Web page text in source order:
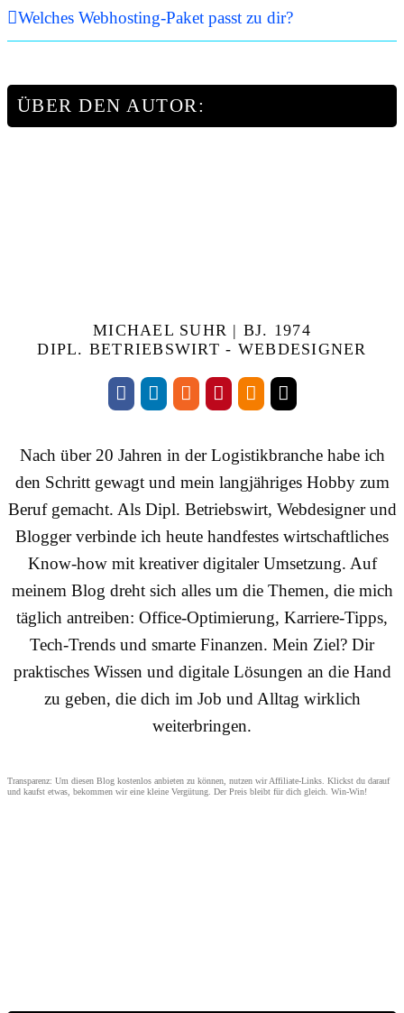
Welches Webhosting-Paket passt zu dir?
ÜBER DEN AUTOR:
MICHAEL SUHR | BJ. 1974
DIPL. BETRIEBSWIRT - WEBDESIGNER
Nach über 20 Jahren in der Logistikbranche habe ich
den Schritt gewagt und mein langjähriges Hobby zum
Beruf gemacht. Als Dipl. Betriebswirt, Webdesigner und
Blogger verbinde ich heute handfestes wirtschaftliches
Know-how mit kreativer digitaler Umsetzung. Auf
meinem Blog dreht sich alles um die Themen, die mich
täglich antreiben: Office-Optimierung, Karriere-Tipps,
Tech-Trends und smarte Finanzen. Mein Ziel? Dir
praktisches Wissen und digitale Lösungen an die Hand
zu geben, die dich im Job und Alltag wirklich
weiterbringen.
Transparenz: Um diesen Blog kostenlos anbieten zu können, nutzen wir Affiliate-Links. Klickst du darauf
und kaufst etwas, bekommen wir eine kleine Vergütung. Der Preis bleibt für dich gleich. Win-Win!